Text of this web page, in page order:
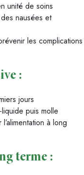
unité de soins
nausées et
les complications
:
jours
puis molle
à long
terme :